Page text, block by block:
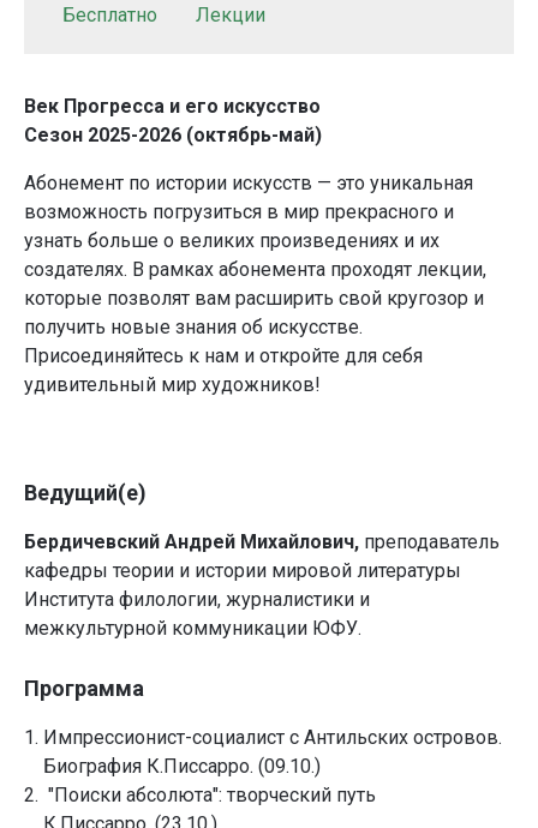
Бесплатно Лекции
Век Прогресса и его искусство
Сезон 2025-2026 (октябрь-май)
Абонемент по истории искусств — это уникальная
возможность погрузиться в мир прекрасного и
узнать больше о великих произведениях и их
создателях. В рамках абонемента проходят лекции,
которые позволят вам расширить свой кругозор и
получить новые знания об искусстве.
Присоединяйтесь к нам и откройте для себя
удивительный мир художников!
Ведущий(е)
Бердичевский Андрей Михайлович, преподаватель
кафедры теории и истории мировой литературы
Института филологии, журналистики и
межкультурной коммуникации ЮФУ.
Программа
Импрессионист-социалист с Антильских островов.
Биография К.Писсарро. (09.10.)
"Поиски абсолюта": творческий путь